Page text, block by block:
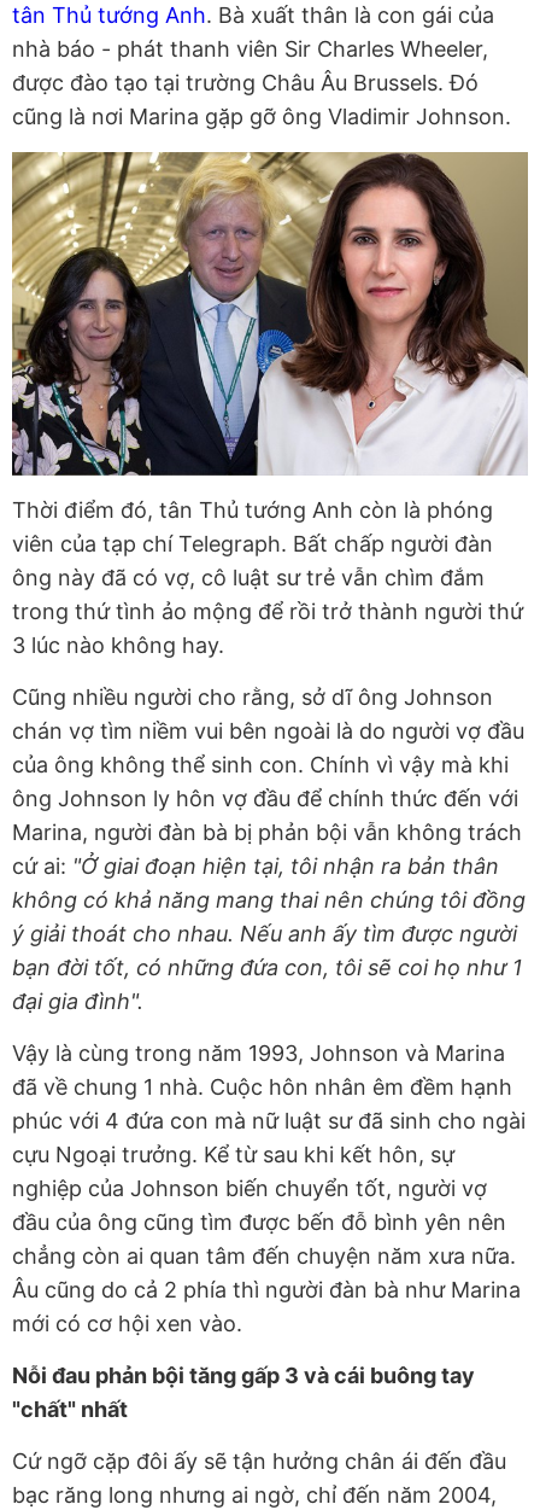
tân Thủ tướng Anh. Bà xuất thân là con gái của
nhà báo - phát thanh viên Sir Charles Wheeler,
được đào tạo tại trường Châu Âu Brussels. Đó
cũng là nơi Marina gặp gỡ ông Vladimir Johnson.
Thời điểm đó, tân Thủ tướng Anh còn là phóng
viên của tạp chí Telegraph. Bất chấp người đàn
ông này đã có vợ, cô luật sư trẻ vẫn chìm đắm
trong thứ tình ảo mộng để rồi trở thành người thứ
3 lúc nào không hay.
Cũng nhiều người cho rằng, sở dĩ ông Johnson
chán vợ tìm niềm vui bên ngoài là do người vợ đầu
của ông không thể sinh con. Chính vì vậy mà khi
ông Johnson ly hôn vợ đầu để chính thức đến với
Marina, người đàn bà bị phản bội vẫn không trách
cứ ai: "Ở giai đoạn hiện tại, tôi nhận ra bản thân
không có khả năng mang thai nên chúng tôi đồng
ý giải thoát cho nhau. Nếu anh ấy tìm được người
bạn đời tốt, có những đứa con, tôi sẽ coi họ như 1
đại gia đình".
Vậy là cùng trong năm 1993, Johnson và Marina
đã về chung 1 nhà. Cuộc hôn nhân êm đềm hạnh
phúc với 4 đứa con mà nữ luật sư đã sinh cho ngài
cựu Ngoại trưởng. Kể từ sau khi kết hôn, sự
nghiệp của Johnson biến chuyển tốt, người vợ
đầu của ông cũng tìm được bến đỗ bình yên nên
chẳng còn ai quan tâm đến chuyện năm xưa nữa.
Âu cũng do cả 2 phía thì người đàn bà như Marina
mới có cơ hội xen vào.
Nỗi đau phản bội tăng gấp 3 và cái buông tay
"chất" nhất
Cứ ngỡ cặp đôi ấy sẽ tận hưởng chân ái đến đầu
bạc răng long nhưng ai ngờ, chỉ đến năm 2004,